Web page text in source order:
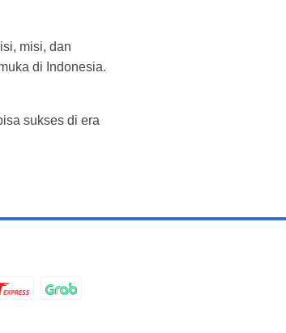
misi, dan
di Indonesia.
sukses di era